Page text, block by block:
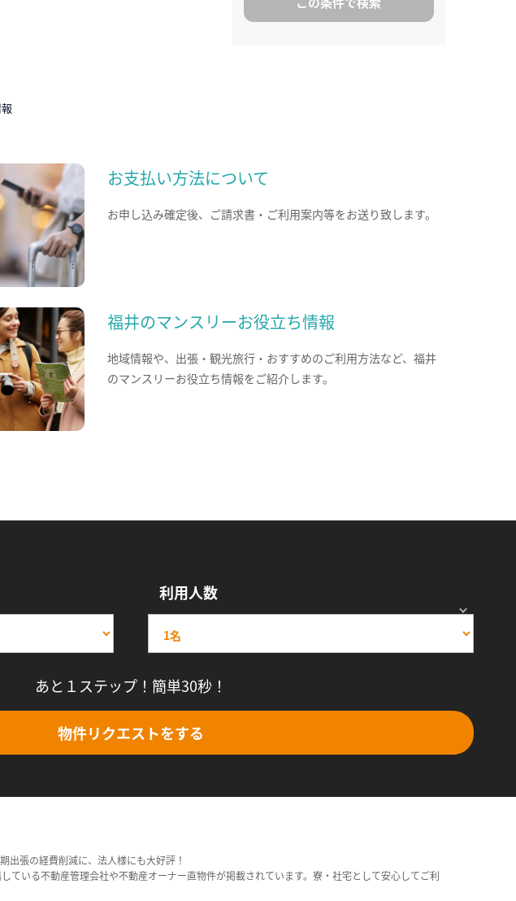
お支払い方法について
お申し込み確定後、ご請求書・ご利用案内等をお送り致します。
福井のマンスリーお役立ち情報
地域情報や、出張・観光旅行・おすすめのご利用方法など、福井
のマンスリーお役立ち情報をご紹介します。
利用人数
あと１ステップ！簡単30秒！
物件リクエストをする
出張の経費削減に、法人様にも大好評！
いる不動産管理会社や不動産オーナー直物件が掲載されています。寮・社宅として安心してご利